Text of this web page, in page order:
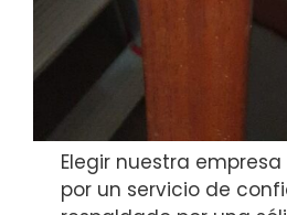
Elegir nuestra
por un servicio de